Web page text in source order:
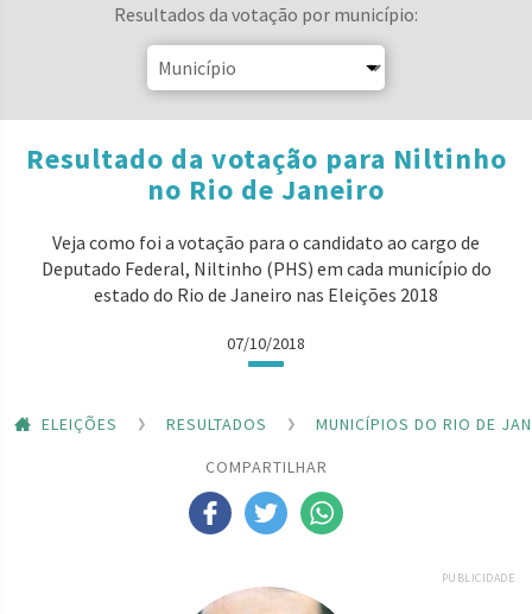
Resultados da votação por município:
Resultado da votação para Niltinho
no Rio de Janeiro
Veja como foi a votação para o candidato ao cargo de
Deputado Federal, Niltinho (PHS) em cada município do
estado do Rio de Janeiro nas Eleições 2018
07/10/2018
ELEIÇÕES RESULTADOS
MUNICÍPIOS DO RIO DE
COMPARTILHAR
PUBLICIDADE